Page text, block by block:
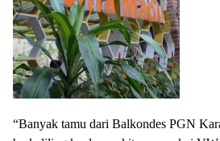
“Banyak tamu dari Balkondes PGN